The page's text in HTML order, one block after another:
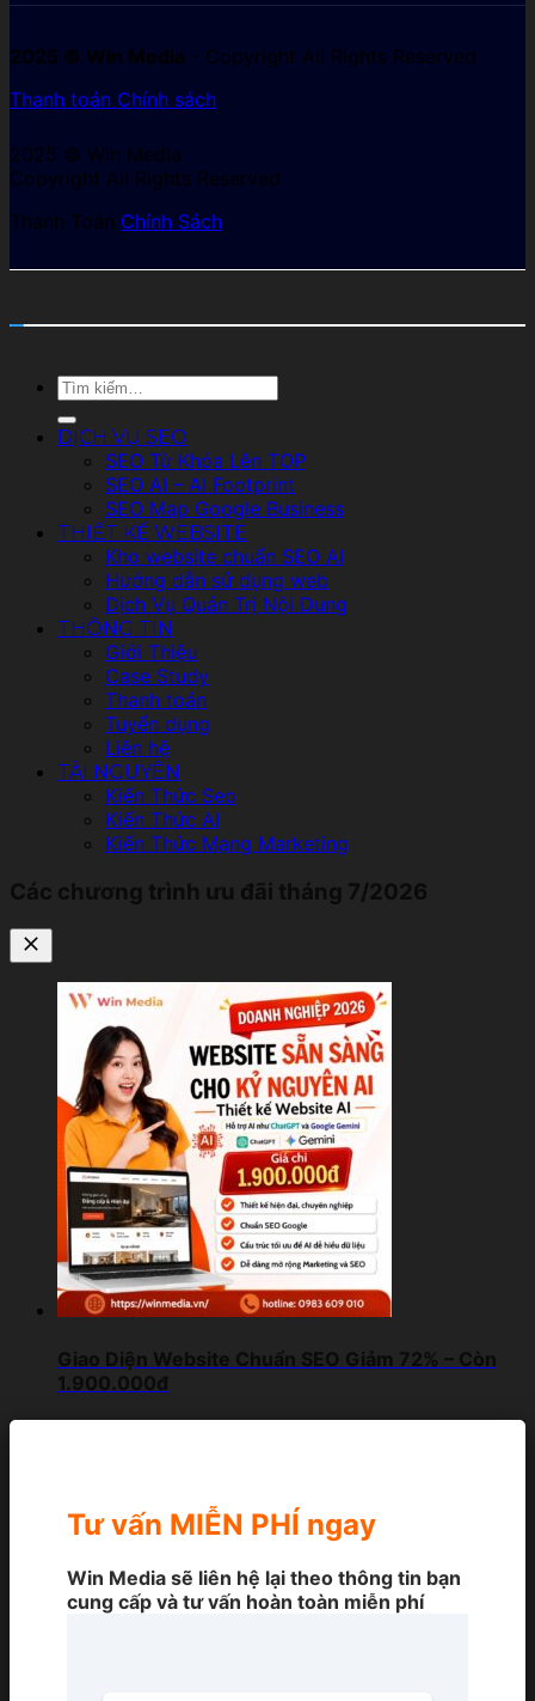
2025 © Win Media - Copyright All Rights Reserved
Thanh toán Chính sách
2025 © Win Media
Copyright All Rights Reserved
Thanh Toán Chính Sách
Tìm
DỊCH VỤ SEO
SEO Từ Khóa Lên TOP
SEO AI – AI Footprint
SEO Map Google Business
THIẾT KẾ WEBSITE
Kho website chuẩn SEO AI
Hướng dẫn sử dụng web
Dịch Vụ Quản Trị Nội Dung
THÔNG TIN
Giới Thiệu
Case Study
Thanh toán
Tuyển dụng
Liên hệ
TÀI NGUYÊN
Kiến Thức Seo
Kiến Thức AI
Kiến Thức Mạng Marketing
Các chương trình ưu đãi tháng 7/2026
Giao Diện Website Chuẩn SEO Giảm 72% – Còn
1.900.000đ
Tư vấn MIỄN PHÍ ngay
Win Media sẽ liên hệ lại theo thông tin bạn
cung cấp và tư vấn hoàn toàn miễn phí